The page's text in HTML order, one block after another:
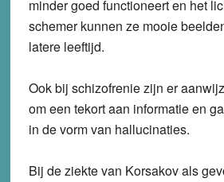
minder goed functioneert en het
schemer kunnen ze mooie
latere leeftijd.
Ook bij schizofrenie zijn er
om een tekort aan informatie en
in de vorm van hallucinaties.
Bij de ziekte van Korsakov als